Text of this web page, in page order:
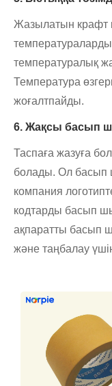
Жазылатын крафт
температуралық
Температура
жоғалтпайды.
6. Жақсы басып
Таспаға жазуға
болады. Ол басып
компания
кодтарды басып
ақпаратты басып
және таңбалау